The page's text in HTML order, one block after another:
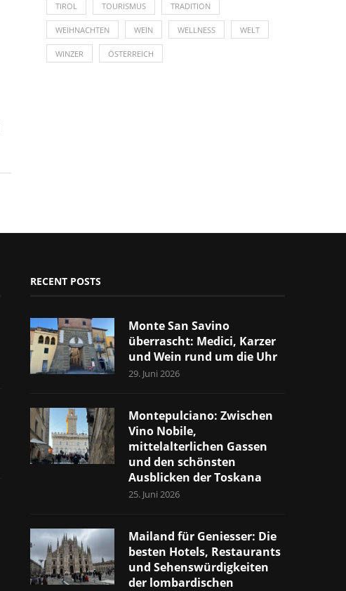
TIROL TOURISMUS TRADITION
WEIHNACHTEN WEIN WELLNESS WELT
WINZER ÖSTERREICH
RECENT POSTS
Monte San Savino
überrascht: Medici, Karzer
und Wein rund um die Uhr
29. Juni 2026
Montepulciano: Zwischen
Vino Nobile,
mittelalterlichen Gassen
und den schönsten
Ausblicken der Toskana
25. Juni 2026
Mailand für Geniesser: Die
besten Hotels, Restaurants
und Sehenswürdigkeiten
der lombardischen